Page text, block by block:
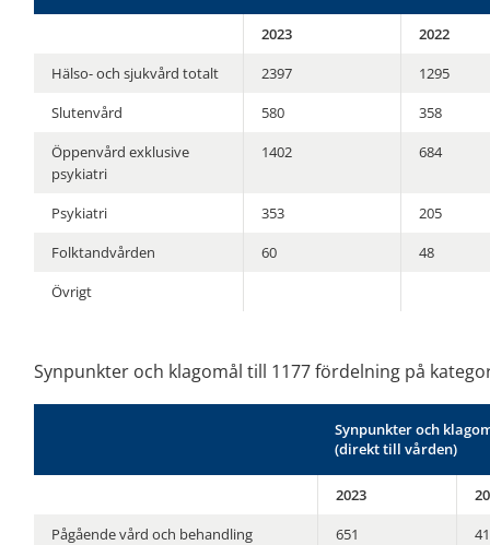
2023
2022
Hälso- och sjukvård totalt
2397
1295
Slutenvård
580
358
Öppenvård exklusive
psykiatri
1402 684
Psykiatri 353
205
Folktandvården
60
48
Övrigt
Synpunkter och klagomål till 1177 fördelning på
Synpunkter och
(direkt till vården)
2023
Pågående vård och behandling
651